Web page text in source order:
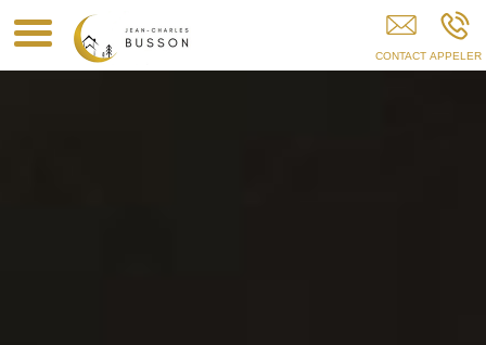
Ma Maison Nature FOURNETS-LUISANS